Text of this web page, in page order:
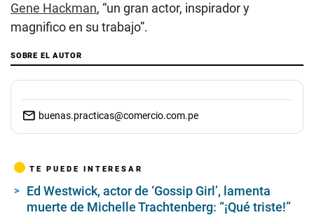
Gene Hackman, “un gran actor, inspirador y
magnifico en su trabajo”.
SOBRE EL AUTOR
buenas.practicas@comercio.com.pe
TE PUEDE INTERESAR
Ed Westwick, actor de ‘Gossip Girl’, lamenta
muerte de Michelle Trachtenberg: “¡Qué triste!”